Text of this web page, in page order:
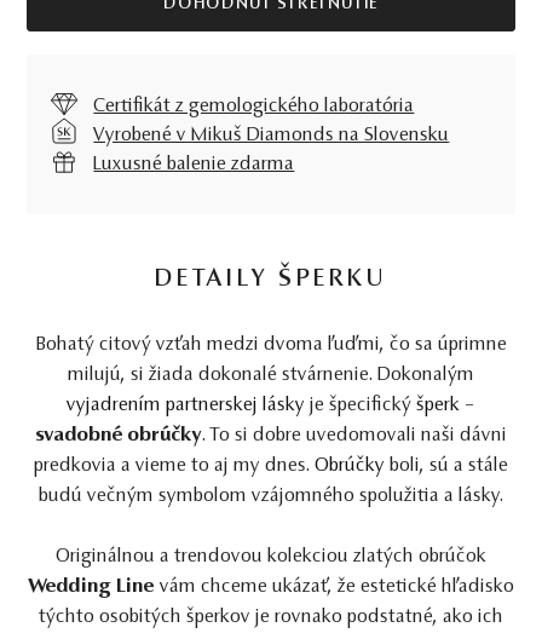
DOHODNÚŤ STRETNUTIE
Certifikát z gemologického laboratória
Vyrobené v Mikuš Diamonds na Slovensku
Luxusné balenie zdarma
DETAILY ŠPERKU
Bohatý citový vzťah medzi dvoma ľuďmi, čo sa úprimne
milujú, si žiada dokonalé stvárnenie. Dokonalým
vyjadrením partnerskej lásky je špecifický šperk –
svadobné obrúčky. To si dobre uvedomovali naši dávni
predkovia a vieme to aj my dnes. Obrúčky boli, sú a stále
budú večným symbolom vzájomného spolužitia a lásky.
Originálnou a trendovou kolekciou zlatých obrúčok
Wedding Line vám chceme ukázať, že estetické hľadisko
týchto osobitých šperkov je rovnako podstatné, ako ich